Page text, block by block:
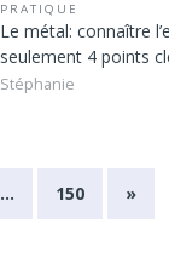
PRATIQUE
Le métal: connaître
seulement 4 points
Stéphanie
… 150 »